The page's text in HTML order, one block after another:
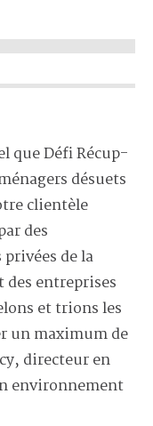
que Défi Récup-
désuets
clientèle
des
de la
entreprises
et trions les
un maximum de
directeur en
environnement